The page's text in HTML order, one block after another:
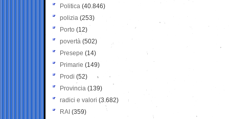
Politica (40.846)
polizia (253)
Porto (12)
povertà (502)
Presepe (14)
Primarie (149)
Prodi (52)
Provincia (139)
radici e valori (3.682)
RAI (359)